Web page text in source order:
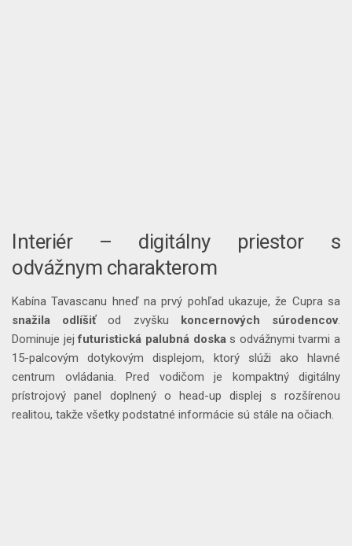
Interiér – digitálny priestor s
odvážnym charakterom
Kabína Tavascanu hneď na prvý pohľad ukazuje, že Cupra sa
snažila
odlíšiťod zvyšku koncernových súrodencov.
Dominuje jejfuturistická palubná doskas odvážnymi tvarmi a
15-palcovým dotykovým displejom, ktorý slúži ako hlavné
centrum ovládania. Pred vodičom je kompaktný digitálny
prístrojový panel doplnený o head-up displej s rozšírenou
realitou, takže všetky podstatné informácie sú stále na očiach.